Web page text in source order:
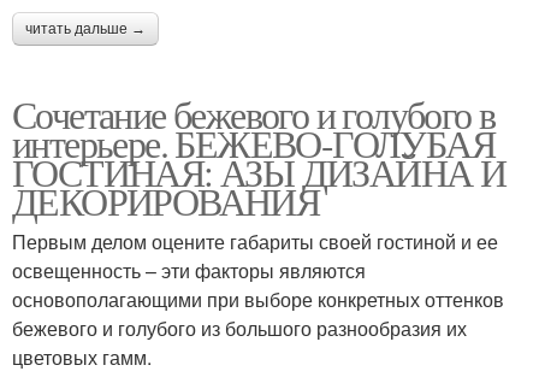
читать дальше →
Сочетание бежевого и голубого в
интерьере. БЕЖЕВО-ГОЛУБАЯ
ГОСТИНАЯ: АЗЫ ДИЗАЙНА И
ДЕКОРИРОВАНИЯ
Первым делом оцените габариты своей гостиной и ее
освещенность – эти факторы являются
основополагающими при выборе конкретных оттенков
бежевого и голубого из большого разнообразия их
цветовых гамм.